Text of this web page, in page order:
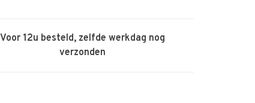
Voor 12u besteld, zelfde werkdag nog
verzonden